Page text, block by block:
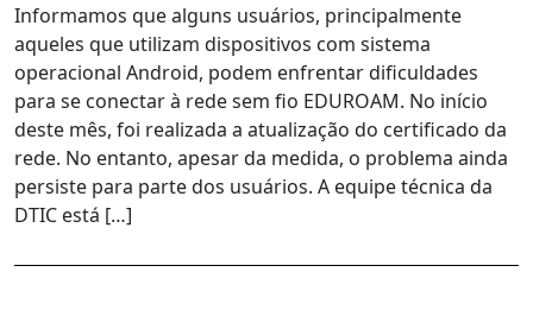
Informamos que alguns usuários, principalmente
aqueles que utilizam dispositivos com sistema
operacional Android, podem enfrentar dificuldades
para se conectar à rede sem fio EDUROAM. No início
deste mês, foi realizada a atualização do certificado da
rede. No entanto, apesar da medida, o problema ainda
persiste para parte dos usuários. A equipe técnica da
DTIC está […]